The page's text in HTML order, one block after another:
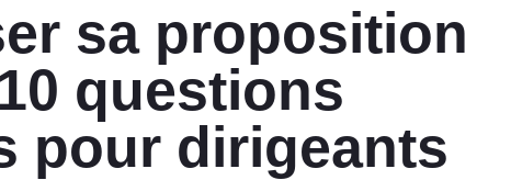
sa proposition
questions
pour dirigeants